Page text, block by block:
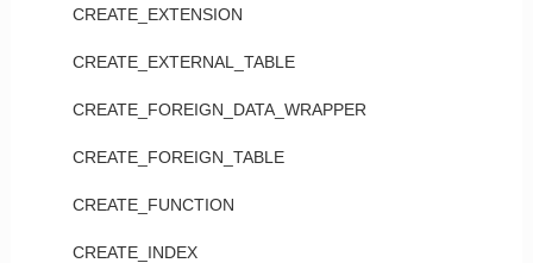
CREATE_EXTENSION
CREATE_EXTERNAL_TABLE
CREATE_FOREIGN_DATA_WRAPPER
CREATE_FOREIGN_TABLE
CREATE_FUNCTION
CREATE_INDEX